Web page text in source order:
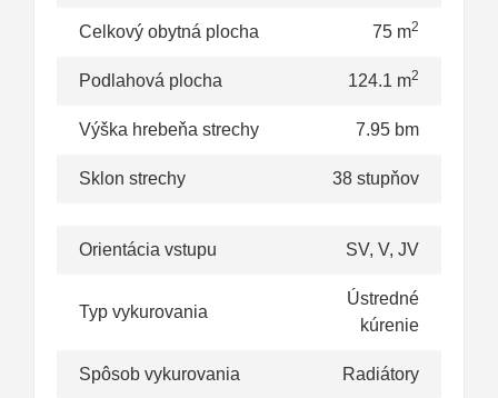
Celkový obytná plocha 75 m2
Podlahová plocha 124.1 m2
Výška hrebeňa strechy 7.95 bm
Sklon strechy 38 stupňov
Orientácia vstupu SV, V, JV
Typ vykurovania
Ústredné
kúrenie
Spôsob vykurovania Radiátory